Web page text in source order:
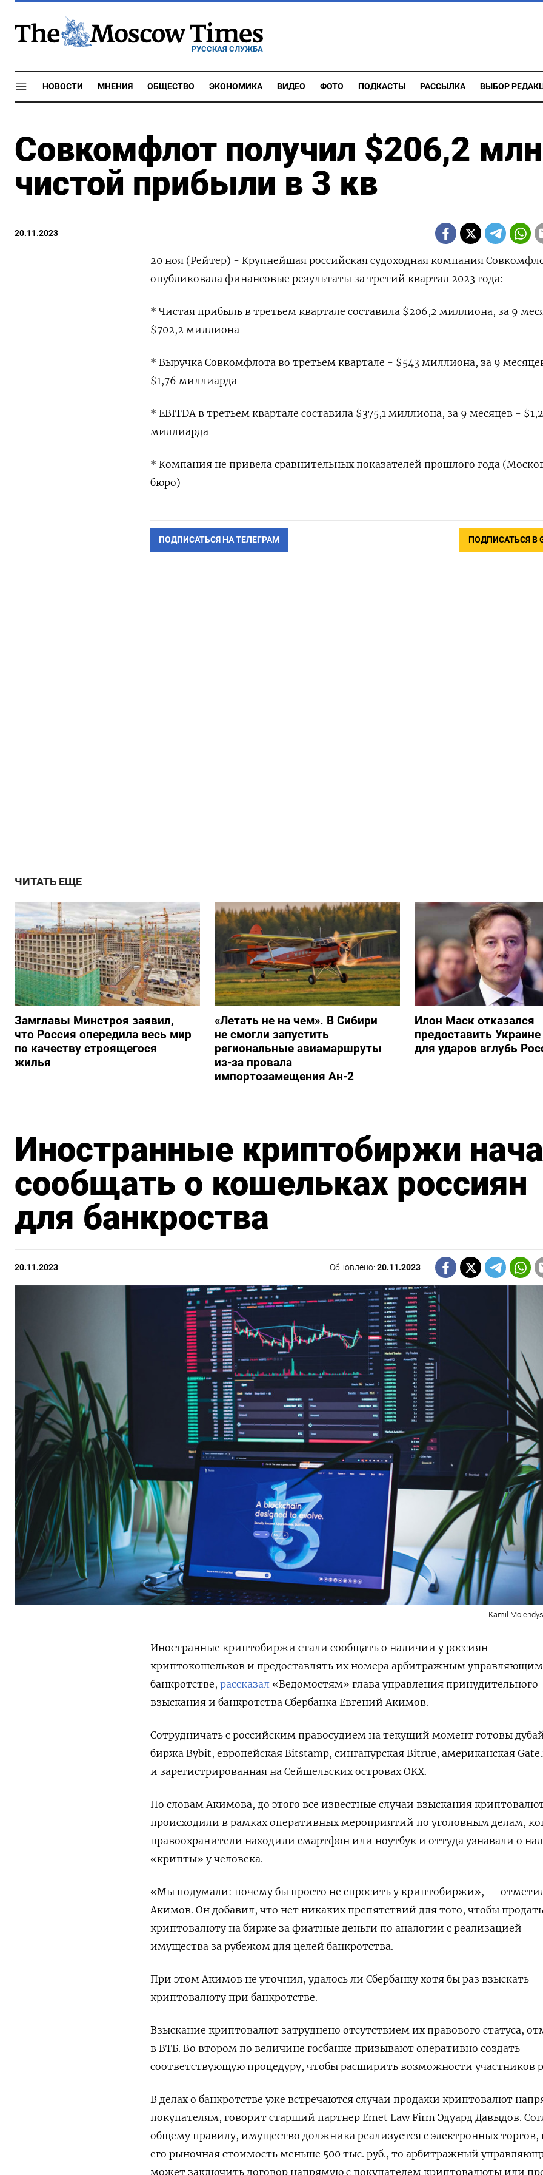
РУССКАЯ СЛУЖБА
НОВОСТИ МНЕНИЯ ОБЩЕСТВО ЭКОНОМИКА ВИДЕО ФОТО ПОДКАСТЫ РАССЫЛКА ВЫБОР
Совкомфлот получил $206,2 млн
чистой прибыли в 3 кв
20.11.2023
20 ноя (Рейтер) - Крупнейшая российская судоходная компания
опубликовала финансовые результаты за третий квартал 2023 года:
* Чистая прибыль в третьем квартале составила $206,2 миллиона, за 9
$702,2 миллиона
* Выручка Совкомфлота во третьем квартале - $543 миллиона, за 9
$1,76 миллиарда
* EBITDA в третьем квартале составила $375,1 миллиона, за 9 месяцев -
миллиарда
* Компания не привела сравнительных показателей прошлого года
бюро)
ПОДПИСАТЬСЯ НА ТЕЛЕГРАМ ПОДПИСАТЬСЯ В
ЧИТАТЬ ЕЩЕ
Замглавы Минстроя заявил,
что Россия опередила весь мир
по качеству строящегося
жилья
«Летать не на чем». В Сибири
не смогли запустить
региональные авиамаршруты
из-за провала
импортозамещения Ан-2
Илон Маск отказался
предоставить
для ударов вглубь
Иностранные криптобиржи
сообщать о кошельках россиян
для банкроства
20.11.2023 Обновлено:20.11.2023
Kamil
Иностранные криптобиржи стали сообщать о наличии у россиян
криптокошельков и предоставлять их номера арбитражным
банкротстве, рассказал «Ведомостям» глава управления принудительного
взыскания и банкротства Сбербанка Евгений Акимов.
Сотрудничать с российским правосудием на текущий момент готовы
биржа Bybit, европейская Bitstamp, сингапурская Bitrue, американская
и зарегистрированная на Сейшельских островах OKX.
По словам Акимова, до этого все известные случаи взыскания
происходили в рамках оперативных мероприятий по уголовным делам,
правоохранители находили смартфон или ноутбук и оттуда узнавали о
«крипты» у человека.
«Мы подумали: почему бы просто не спросить у криптобиржи», —
Акимов. Он добавил, что нет никаких препятствий для того, чтобы продать
криптовалюту на бирже за фиатные деньги по аналогии с реализацией
имущества за рубежом для целей банкротства.
При этом Акимов не уточнил, удалось ли Сбербанку хотя бы раз взыскать
криптовалюту при банкротстве.
Взыскание криптовалют затруднено отсутствием их правового статуса,
в ВТБ. Во втором по величине госбанке призывают оперативно создать
соответствующую процедуру, чтобы расширить возможности участников
В делах о банкротстве уже встречаются случаи продажи криптовалют
покупателям, говорит старший партнер Emet Law Firm Эдуард Давыдов.
общему правилу, имущество должника реализуется с электронных торгов,
его рыночная стоимость меньше 500 тыс. руб., то арбитражный
может заключить договор напрямую с покупателем криптовалюты или